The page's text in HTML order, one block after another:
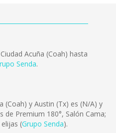
Acuña (Coah) hasta
Senda.
(Coah) y Austin (Tx) es (N/A) y
de Premium 180°, Salón Cama;
(Grupo Senda).